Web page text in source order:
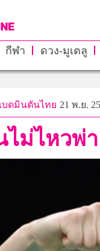
กีฬา ดวง-มูเตลู
บดมินตันไทย 21 พ.ย.
ไม่ไหวพ่